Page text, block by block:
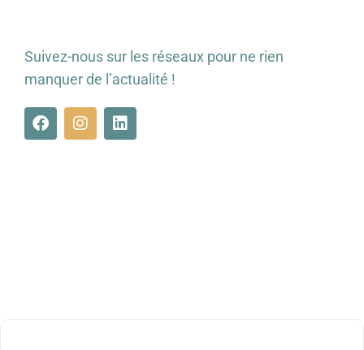
Suivez-nous sur les réseaux pour ne rien
manquer de l’actualité !